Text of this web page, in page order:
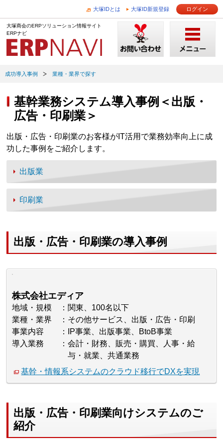
大塚IDとは 大塚ID新規登録 ログイン
大塚商会のERPソリューション情報サイト
ERPナビ
成功導入事例 業種・業界で探す
基幹業務システム導入事例＜出版・
広告・印刷業＞
出版・広告・印刷業のお客様がIT活用で業務効率向上に成
功した事例をご紹介します。
出版業
印刷業
出版・広告・印刷業の導入事例
株式会社エディア
地域・規模
関東、100名以下
業種・業界
その他サービス、出版・広告・印刷
事業内容
IP事業、出版事業、BtoB事業
導入業務
会計・財務、販売・購買、人事・給
与・就業、共通業務
基幹・情報系システムのクラウド移行でDXを実現
出版・広告・印刷業向けシステムのご
紹介